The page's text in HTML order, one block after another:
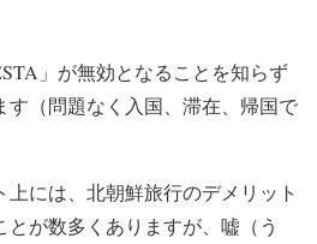
」が無効となることを知らず
す（問題なく入国、滞在、帰国で
には、北朝鮮旅行のデメリット
が数多くありますが、嘘（う